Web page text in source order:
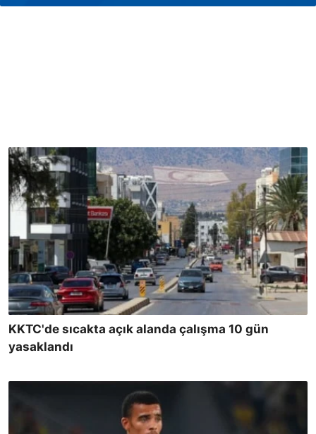
KKTC'de sıcakta açık alanda çalışma 10 gün
yasaklandı